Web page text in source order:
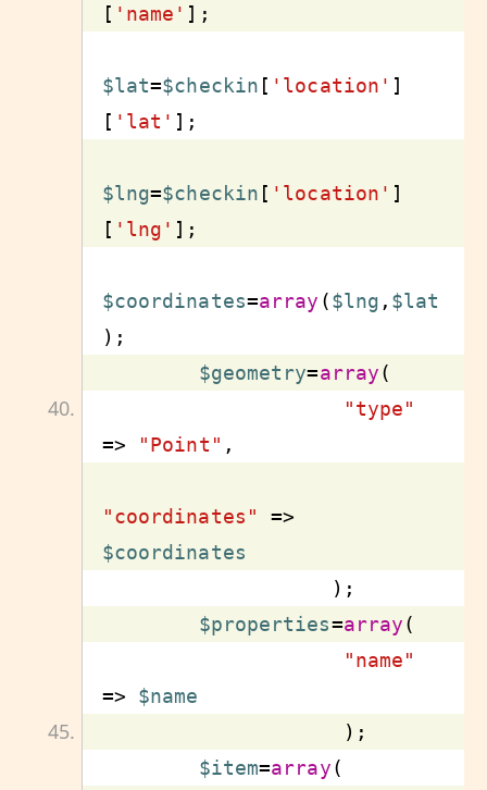
[ 'name'
$lat=$checkin [ 'location' ]
[ 'lat'
$lng=$checkin [ 'location' ]
[ 'lng'
$coordinates=array ($lng , $lat
$geometry=array
"type"
=>
"Point"
"coordinates"
$coordinates
$properties=array
"name"
=> $name
$item=array